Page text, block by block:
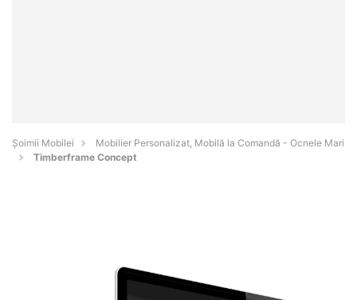
Șoimii Mobilei
Mobilier Personalizat, Mobilă la Comandă - Ocnele Mari
Timberframe Concept